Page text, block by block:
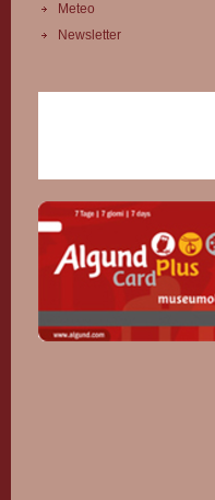
Meteo
Newsletter